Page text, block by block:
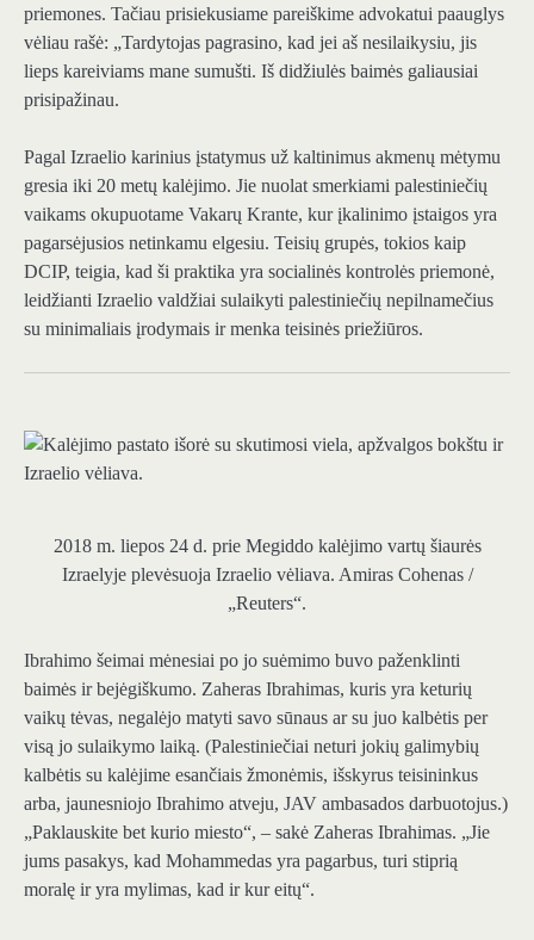
priemones. Tačiau prisiekusiame pareiškime advokatui paauglys
vėliau rašė: „Tardytojas pagrasino, kad jei aš nesilaikysiu, jis
lieps kareiviams mane sumušti. Iš didžiulės baimės galiausiai
prisipažinau.
Pagal Izraelio karinius įstatymus už kaltinimus akmenų mėtymu
gresia iki 20 metų kalėjimo. Jie nuolat smerkiami palestiniečių
vaikams okupuotame Vakarų Krante, kur įkalinimo įstaigos yra
pagarsėjusios netinkamu elgesiu. Teisių grupės, tokios kaip
DCIP, teigia, kad ši praktika yra socialinės kontrolės priemonė,
leidžianti Izraelio valdžiai sulaikyti palestiniečių nepilnamečius
su minimaliais įrodymais ir menka teisinės priežiūros.
2018 m. liepos 24 d. prie Megiddo kalėjimo vartų šiaurės
Izraelyje plevėsuoja Izraelio vėliava. Amiras Cohenas /
„Reuters“.
Ibrahimo šeimai mėnesiai po jo suėmimo buvo paženklinti
baimės ir bejėgiškumo. Zaheras Ibrahimas, kuris yra keturių
vaikų tėvas, negalėjo matyti savo sūnaus ar su juo kalbėtis per
visą jo sulaikymo laiką. (Palestiniečiai neturi jokių galimybių
kalbėtis su kalėjime esančiais žmonėmis, išskyrus teisininkus
arba, jaunesniojo Ibrahimo atveju, JAV ambasados ​​darbuotojus.)
„Paklauskite bet kurio miesto“, – sakė Zaheras Ibrahimas. „Jie
jums pasakys, kad Mohammedas yra pagarbus, turi stiprią
moralę ir yra mylimas, kad ir kur eitų“.